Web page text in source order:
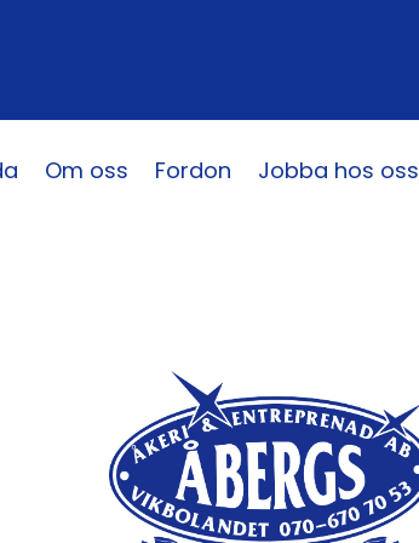
Om oss Fordon Jobba hos oss